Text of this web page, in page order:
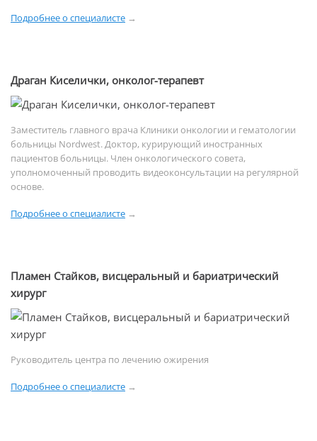
Подробнее о специалисте →
Драган Киселички, онколог-терапевт
Заместитель главного врача Клиники онкологии и гематологии
больницы Nordwest. Доктор, курирующий иностранных
пациентов больницы. Член онкологического совета,
уполномоченный проводить видеоконсультации на регулярной
основе.
Подробнее о специалисте →
Пламен Стайков, висцеральный и бариатрический
хирург
Руководитель центра по лечению ожирения
Подробнее о специалисте →